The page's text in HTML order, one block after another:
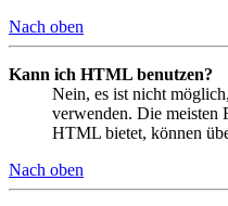
Nach oben
Kann ich HTML benutzen?
Nein, es ist nicht
verwenden. Die meisten
HTML bietet, können
Nach oben